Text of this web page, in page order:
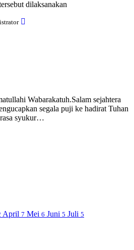
dilaksanakan
Wabarakatuh.Salam sejahtera
segala puji ke hadirat Tuhan
syukur…
April 7 Mei 6 Juni 5 Juli 5